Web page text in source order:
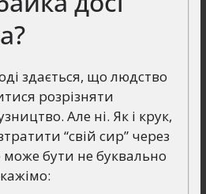
здається, що людство
розрізняти
Але ні. Як і крук,
“свій сир” через
може бути не буквально